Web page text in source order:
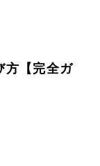
方【完全ガ